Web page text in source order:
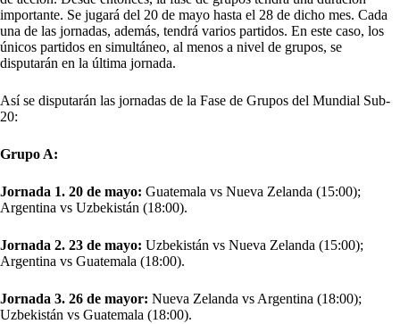
importante. Se jugará del 20 de mayo hasta el 28 de dicho mes. Cada
una de las jornadas, además, tendrá varios partidos. En este caso, los
únicos partidos en simultáneo, al menos a nivel de grupos, se
disputarán en la última jornada.
Así se disputarán las jornadas de la Fase de Grupos del Mundial Sub-
20:
Grupo A:
Jornada 1. 20 de mayo: Guatemala vs Nueva Zelanda (15:00);
Argentina vs Uzbekistán (18:00).
Jornada 2. 23 de mayo: Uzbekistán vs Nueva Zelanda (15:00);
Argentina vs Guatemala (18:00).
Jornada 3. 26 de mayor: Nueva Zelanda vs Argentina (18:00);
Uzbekistán vs Guatemala (18:00).